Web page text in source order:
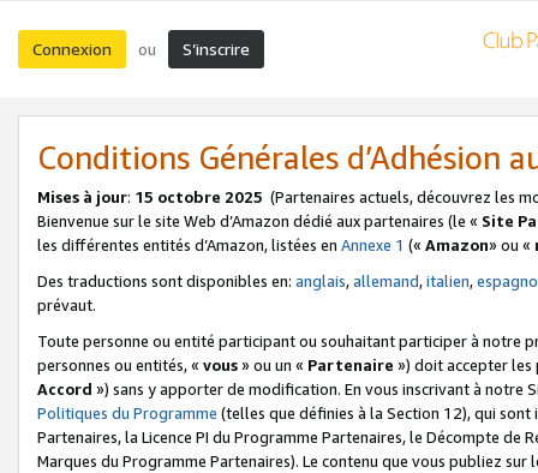
Connexion ou S’inscrire
Conditions Générales d’Adhésion
Mises à jour: 15 octobre 2025 (Partenaires actuels, découvrez les
Bienvenue sur le site Web d’Amazon dédié aux partenaires (le « Site
les différentes entités d’Amazon, listées en Annexe 1 (« Amazon» ou «
Des traductions sont disponibles en: anglais,allemand,italien,
prévaut.
Toute personne ou entité participant ou souhaitant participer à notre
personnes ou entités, « vous» ou un « Partenaire ») doit accepter les
Accord ») sans y apporter de modification. En vous inscrivant à notre
Politiques du Programme (telles que définies à la Section 12), qui
Partenaires, la Licence PI du Programme Partenaires, le Décompte de
Marques du Programme Partenaires). Le contenu que vous publiez